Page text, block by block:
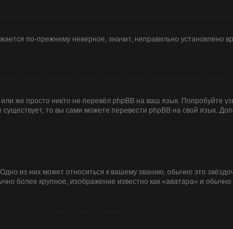
по-прежнему неверное, значит, неправильно установлено
же просто никто не перевёл phpBB на ваш язык. Попробуйте
существует, то вы сами можете перевести phpBB на свой язык.
из них может относиться к вашему званию, обычно это
более крупное, изображение известно как «аватара» и обычно